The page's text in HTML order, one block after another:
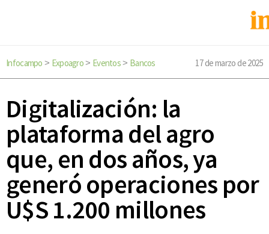
Infocampo > Expoagro> Eventos> Bancos 17 de marzo de 2025
Digitalización: la
plataforma del agro
que, en dos años, ya
generó operaciones por
U$S 1.200 millones